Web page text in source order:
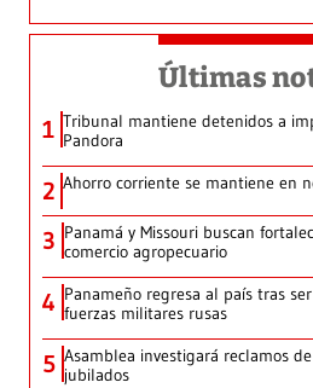
Últimas
1 Tribunal mantiene detenidos a
Pandora
2 Ahorro corriente se mantiene en
3 Panamá y Missouri buscan
comercio agropecuario
4 Panameño regresa al país tras
fuerzas militares rusas
5 Asamblea investigará reclamos
jubilados